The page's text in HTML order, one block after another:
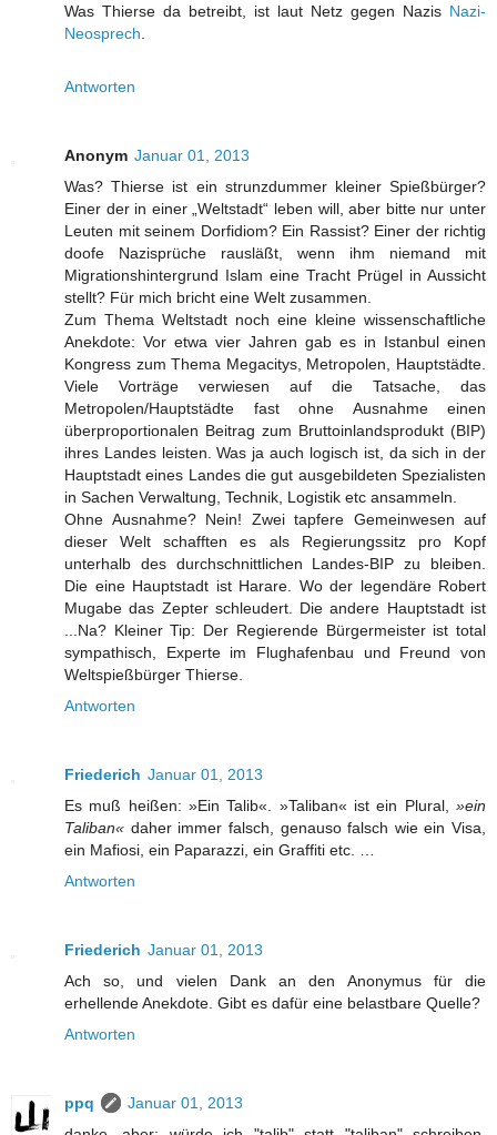
Was Thierse da betreibt, ist laut Netz gegen Nazis Nazi-
Neosprech
Antworten
Anonym Januar 01, 2013
Was? Thierse ist ein strunzdummer kleiner Spießbürger?
Einer der in einer „Weltstadt“ leben will, aber bitte nur unter
Leuten mit seinem Dorfidiom? Ein Rassist? Einer der richtig
doofe Nazisprüche rausläßt, wenn ihm niemand mit
Migrationshintergrund Islam eine Tracht Prügel in Aussicht
stellt? Für mich bricht eine Welt zusammen.
Zum Thema Weltstadt noch eine kleine wissenschaftliche
Anekdote: Vor etwa vier Jahren gab es in Istanbul einen
Kongress zum Thema Megacitys, Metropolen, Hauptstädte.
Viele Vorträge verwiesen auf die Tatsache, das
Metropolen/Hauptstädte fast ohne Ausnahme einen
überproportionalen Beitrag zum Bruttoinlandsprodukt (BIP)
ihres Landes leisten. Was ja auch logisch ist, da sich in der
Hauptstadt eines Landes die gut ausgebildeten Spezialisten
in Sachen Verwaltung, Technik, Logistik etc ansammeln.
Ohne Ausnahme? Nein! Zwei tapfere Gemeinwesen auf
dieser Welt schafften es als Regierungssitz pro Kopf
unterhalb des durchschnittlichen Landes-BIP zu bleiben.
Die eine Hauptstadt ist Harare. Wo der legendäre Robert
Mugabe das Zepter schleudert. Die andere Hauptstadt ist
...Na? Kleiner Tip: Der Regierende Bürgermeister ist total
sympathisch, Experte im Flughafenbau und Freund von
Weltspießbürger Thierse.
Antworten
Friederich Januar 01, 2013
Es muß heißen: »Ein Talib«. »Taliban« ist ein Plural, »ein
Taliban« daher immer falsch, genauso falsch wie ein Visa,
ein Mafiosi, ein Paparazzi, ein Graffiti etc. …
Antworten
Friederich Januar 01, 2013
Ach so, und vielen Dank an den Anonymus für die
erhellende Anekdote. Gibt es dafür eine belastbare Quelle?
Antworten
ppq
Januar 01, 2013